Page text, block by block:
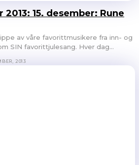
15. desember: Rune
SIN favorittjulesang. Hver dag...
2013